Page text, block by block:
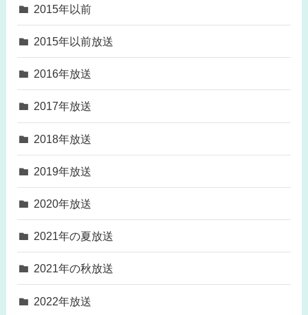
2015年以前
2015年以前放送
2016年放送
2017年放送
2018年放送
2019年放送
2020年放送
2021年の夏放送
2021年の秋放送
2022年放送